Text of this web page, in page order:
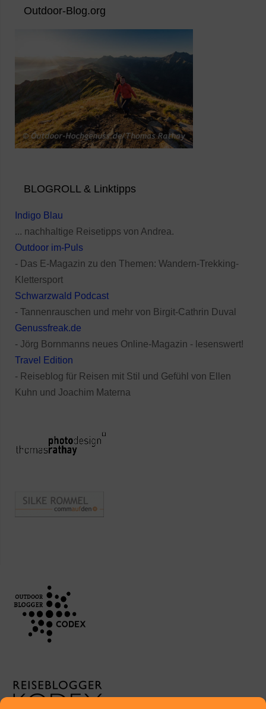
Outdoor-Blog.org
BLOGROLL & Linktipps
Indigo Blau
... nachhaltige Reisetipps von Andrea.
Outdoor im-Puls
- Das E-Magazin zu den Themen: Wandern-Trekking-
Klettersport
Schwarzwald Podcast
- Tannenrauschen und mehr von Birgit-Cathrin Duval
Genussfreak.de
- Jörg Bornmanns neues Online-Magazin - lesenswert!
Travel Edition
- Reiseblog für Reisen mit Stil und Gefühl von Ellen
Kuhn und Joachim Materna